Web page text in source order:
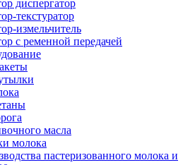
диспергатор
текстуратор
измельчитель
с ременной передачей
масла
молока
пастеризованного молока и